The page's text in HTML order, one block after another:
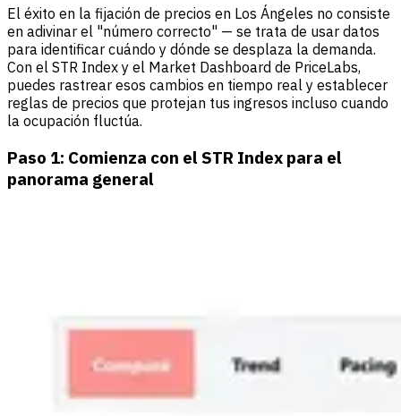
El éxito en la fijación de precios en Los Ángeles no consiste
en adivinar el "número correcto" — se trata de usar datos
para identificar cuándo y dónde se desplaza la demanda.
Con el STR Index y el Market Dashboard de PriceLabs,
puedes rastrear esos cambios en tiempo real y establecer
reglas de precios que protejan tus ingresos incluso cuando
la ocupación fluctúa.
Paso 1: Comienza con el STR Index para el
panorama general